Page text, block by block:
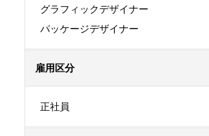
グラフィックデザイナー
パッケージデザイナー
雇用区分
正社員